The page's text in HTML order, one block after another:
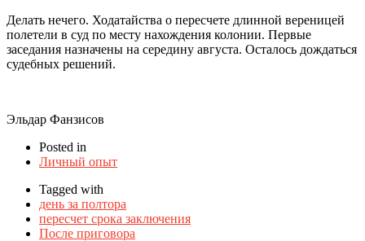
Делать нечего. Ходатайства о пересчете длинной вереницей
полетели в суд по месту нахождения колонии. Первые
заседания назначены на середину августа. Осталось дождаться
судебных решений.
Эльдар Фанзисов
Posted in
Личный опыт
Tagged with
день за полтора
пересчет срока заключения
После приговора